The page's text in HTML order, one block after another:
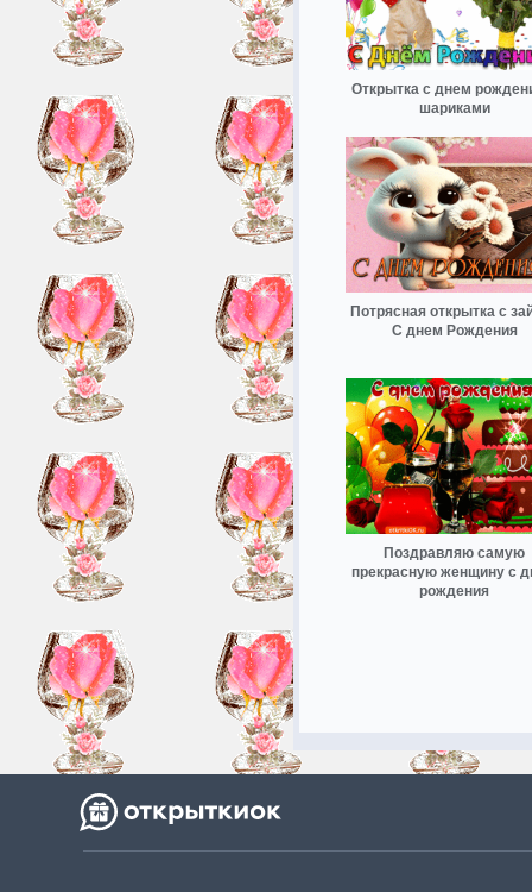
Открытка с днем
шариками
Потрясная открытка с
С днем Рождения
Поздравляю самую
прекрасную женщину с
рождения